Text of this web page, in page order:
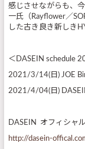
感じさせながらも、
一氏（Rayflower／
した古き良き新しき
＜DASEIN schedule
2021/3/14(日) JOE
2021/4/04(日)
DASEIN オフィシャ
http://dasein-